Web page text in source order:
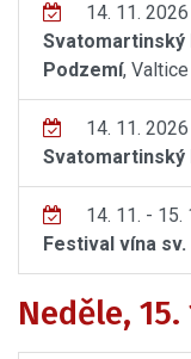
14. 11. 2026
Svatomartinský
Podzemí, Valtice
14. 11. 2026
Svatomartinský
14. 11. - 15.
Festival vína
Neděle, 15.